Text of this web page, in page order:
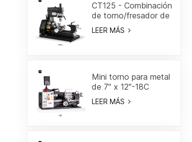
CT125 - Combinación
de torno/fresador de
7"
LEER MÁS
Mini torno para metal
de 7" x 12"-18C
LEER MÁS